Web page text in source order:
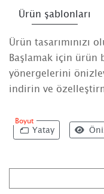
Ürün şablonları
Ürün tasarımınızı
Başlamak için ürün
yönergelerini
indirin ve
Boyut
Yatay